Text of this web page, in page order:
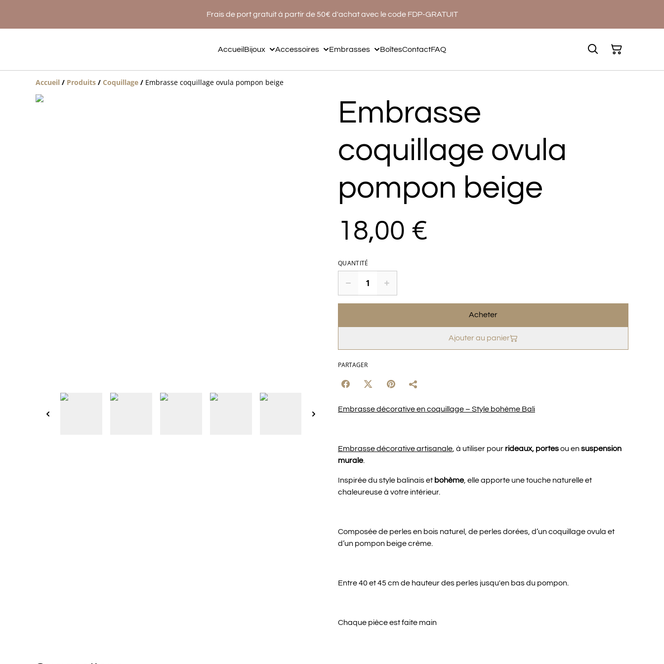
Frais de port gratuit à partir de 50€ d'achat avec le code FDP-GRATUIT
AccueilBijoux Accessoires Embrasses BoîtesContactFAQ
Accueil / Produits / Coquillage / Embrasse coquillage ovula pompon beige
Embrasse
coquillage ovula
pompon beige
18,00 €
QUANTITÉ
Acheter
Ajouter au panier
PARTAGER
Embrasse décorative en coquillage – Style bohème Bali
Embrasse décorative artisanale , à utiliser pour rideaux, portesou ensuspension
murale.
Inspirée du style balinais et bohème, elle apporte une touche naturelle et
chaleureuse à votre intérieur.
Composée de perles en bois naturel, de perles dorées, d’un coquillage ovula et
d’un pompon beige crème.
Entre 40 et 45 cm de hauteur des perles jusqu'en bas du pompon.
Chaque pièce est faite main